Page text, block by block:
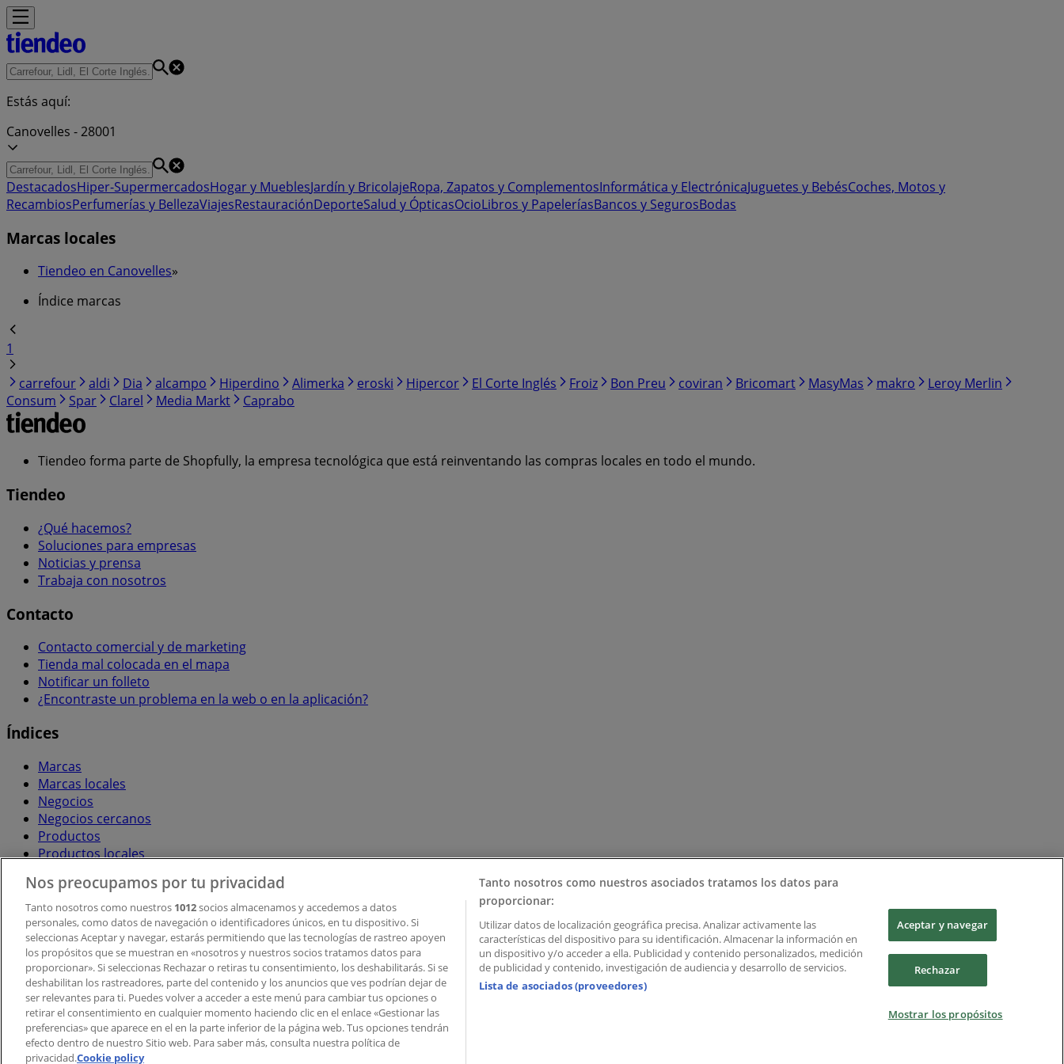
Estás aquí:
Canovelles - 28001
DestacadosHiper-SupermercadosHogar y MueblesJardín y BricolajeRopa, Zapatos y ComplementosInformática y ElectrónicaJuguetes y BebésCoches, Motos y
RecambiosPerfumerías y BellezaViajesRestauraciónDeporteSalud y ÓpticasOcioLibros y PapeleríasBancos y SegurosBodas
Marcas locales
Tiendeo en Canovelles»
Índice marcas
1
carrefour
aldi Dia alcampo Hiperdino Alimerka eroski Hipercor El Corte Inglés Froiz Bon Preu coviran Bricomart MasyMas makro
Leroy Merlin
Consum
Spar Clarel Media Markt Caprabo
Tiendeo forma parte de Shopfully, la empresa tecnológica que está reinventando las compras locales en todo el mundo.
Tiendeo
¿Qué hacemos?
Soluciones para empresas
Noticias y prensa
Trabaja con nosotros
Contacto
Contacto comercial y de marketing
Tienda mal colocada en el mapa
Notificar un folleto
¿Encontraste un problema en la web o en la aplicación?
Índices
Marcas
Marcas locales
Negocios
Negocios cercanos
Productos
Productos locales
Descargar la APP Tiendeo
Copyright © Tiendeo ® 2026 · Shopfully Marketing S.L.U. – Palau de Mar – 08039 Barcelona, Spain
Términos y condicionesPolítica de privacidad
Nos preocupamos por tu privacidad
Tanto nosotros como nuestros 1012socios almacenamos y accedemos a datos
personales, como datos de navegación o identificadores únicos, en tu dispositivo. Si
seleccionas Aceptar y navegar, estarás permitiendo que las tecnologías de rastreo apoyen
los propósitos que se muestran en «nosotros y nuestros socios tratamos datos para
proporcionar». Si seleccionas Rechazar o retiras tu consentimiento, los deshabilitarás. Si se
deshabilitan los rastreadores, parte del contenido y los anuncios que ves podrían dejar de
ser relevantes para ti. Puedes volver a acceder a este menú para cambiar tus opciones o
retirar el consentimiento en cualquier momento haciendo clic en el enlace «Gestionar las
preferencias» que aparece en el en la parte inferior de la página web. Tus opciones tendrán
efecto dentro de nuestro Sitio web. Para saber más, consulta nuestra política de
privacidad.Cookie policy
Tanto nosotros como nuestros asociados tratamos los datos para
proporcionar:
Utilizar datos de localización geográfica precisa. Analizar activamente las
características del dispositivo para su identificación. Almacenar la información en
un dispositivo y/o acceder a ella. Publicidad y contenido personalizados, medición
de publicidad y contenido, investigación de audiencia y desarrollo de servicios.
Lista de asociados (proveedores)
Aceptar y navegar
Rechazar
Mostrar los propósitos